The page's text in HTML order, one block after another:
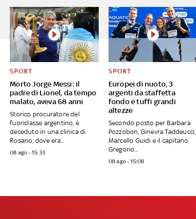
Morto Jorge Messi: il
padre di Lionel, da tempo
malato, aveva 68 anni
SPORT
Storico procuratore del
fuoriclasse argentino, è
deceduto in una clinica di
Rosario, dove era...
08 ago - 15:33
Europei di nuoto, 3
argenti da staffetta
fondo e tuffi grandi
altezze
SPORT
Secondo posto per Barbara
Pozzobon, Ginevra Taddeucci,
Marcello Guidi e il capitano
Gregorio...
08 ago - 15:08